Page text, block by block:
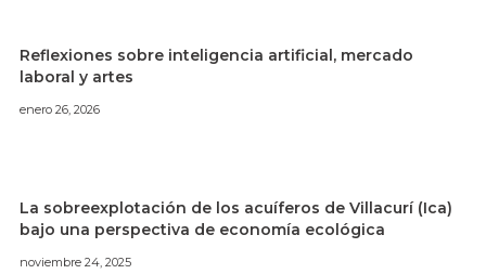
Reflexiones sobre inteligencia artificial, mercado
laboral y artes
enero 26, 2026
La sobreexplotación de los acuíferos de Villacurí (Ica)
bajo una perspectiva de economía ecológica
noviembre 24, 2025